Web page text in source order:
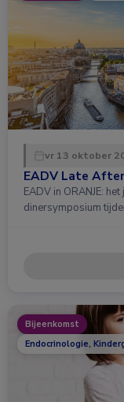
vr 13 oktober
EADV Late
EADV in ORANJE:
dinersymposium
Bijeenkomst
Endocrinologie,